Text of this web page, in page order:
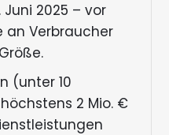
2025 – vor
an Verbraucher
(unter 10
2 Mio. €